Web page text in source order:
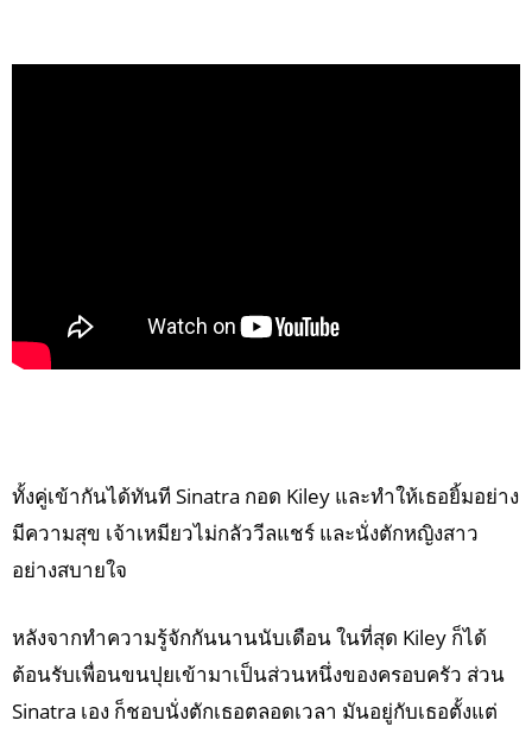
ทั้งคู่เข้ากันได้ทันที Sinatra กอด Kiley และทำให้เธอยิ้มอย่าง
มีความสุข เจ้าเหมียวไม่กลัววีลแชร์ และนั่งตักหญิงสาว
อย่างสบายใจ
หลังจากทำความรู้จักกันนานนับเดือน ในที่สุด Kiley ก็ได้
ต้อนรับเพื่อนขนปุยเข้ามาเป็นส่วนหนึ่งของครอบครัว ส่วน
Sinatra เอง ก็ชอบนั่งตักเธอตลอดเวลา มันอยู่กับเธอตั้งแต่